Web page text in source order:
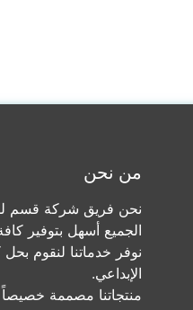
من نحن
نحن فريق شركة قسم
الجميع أسهل بتوفير
نوفر خدماتنا لنقوم
الإبداعي.
منتجاتنا مصممة خصيصاً